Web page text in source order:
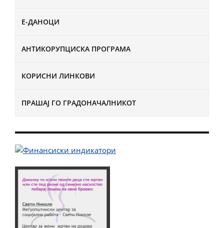
Е-ДАНОЦИ
АНТИКОРУПЦИСКА ПРОГРАМА
КОРИСНИ ЛИНКОВИ
ПРАШАЈ ГО ГРАДОНАЧАЛНИКОТ